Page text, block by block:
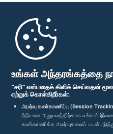
உங்கள் அந்தரங்கத்தை
"சரி" என்பதைக் கிளிக் செய்வதன்
ஏற்றுக் கொள்கிறீர்கள்:
அமர்வு கண்காணிப்பு (Session
ரீதியான அனுபவத்திற்காக எங்கள்
கண்காணிக்க அமர்வுகளைப்
முதற்பக்கம்
பாராளுமன்ற கையடக்க செயலி
எம்மை பின்தொடர்க :